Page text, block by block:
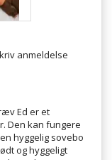
anmeldelse
Ed er et
Den kan fungere
hyggelig sovebo
og hyggeligt